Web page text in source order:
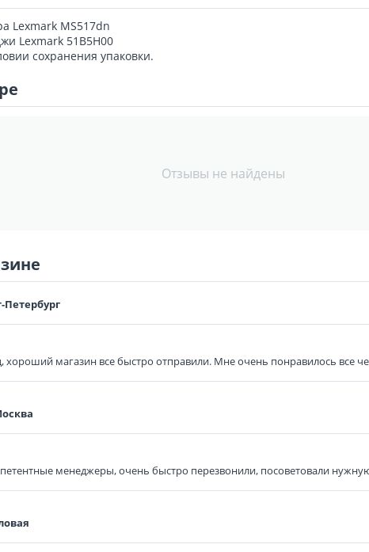
Lexmark MS517dn
Lexmark 51B5H00
сохранения упаковки.
Отзывы не найдены
магазин все быстро отправили. Мне очень понравилось все
менеджеры, очень быстро перезвонили, посоветовали